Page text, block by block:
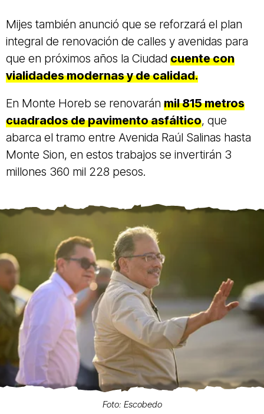
Mijes también anunció que se reforzará el plan
integral de renovación de calles y avenidas para
que en próximos años la Ciudad cuente con
vialidades modernas y de calidad.
En Monte Horeb se renovarán mil 815 metros
cuadrados de pavimento asfáltico, que
abarca el tramo entre Avenida Raúl Salinas hasta
Monte Sion, en estos trabajos se invertirán 3
millones 360 mil 228 pesos.
Foto: Escobedo